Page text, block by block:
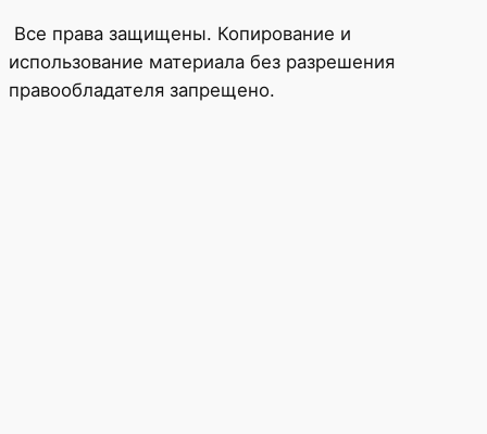
Все права защищены. Копирование и
использование материала без разрешения
правообладателя запрещено.